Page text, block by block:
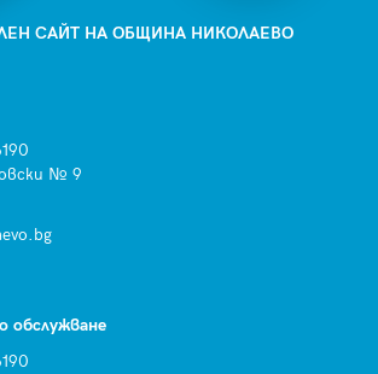
САЙТ НА ОБЩИНА НИКОЛАЕВО
№ 9
обслужване